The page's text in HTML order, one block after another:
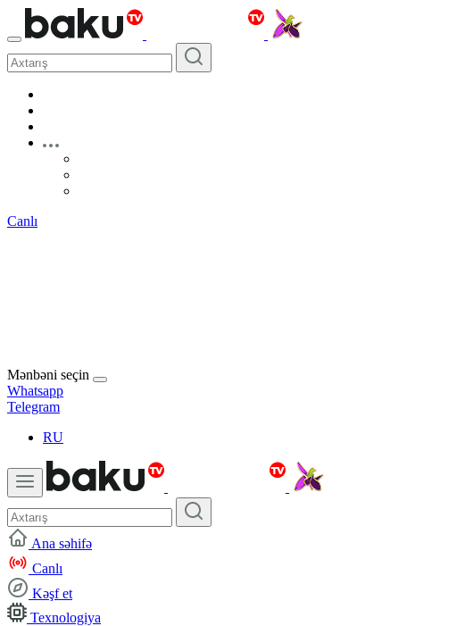
Canlı
Mənbəni seçin
Whatsapp
Telegram
RU
Ana səhifə
Canlı
Kəşf et
Texnologiya